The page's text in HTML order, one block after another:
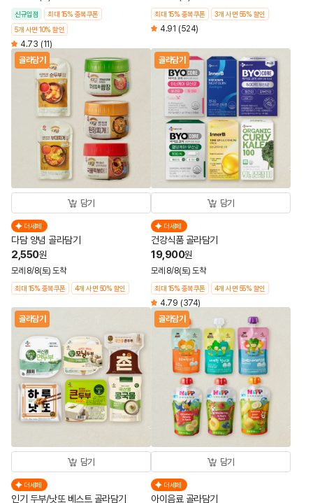
신규입점
최대 15% 중복쿠폰
5개 사면 10% 할인
4.73 (11)
최대 15% 중복쿠폰 3개 사면 55% 할인
4.91 (524)
골라담기
담기
더세페
다담 양념 골라담기
2,550원
모레 8/8(토) 도착
최대 15% 중복쿠폰 4개 사면 50% 할인
골라담기
담기
더세페
건강식품 골라담기
19,900원
모레 8/8(토) 도착
최대 15% 중복쿠폰 4개 사면 55% 할인
4.79 (374)
골라담기
담기
더세페
인기 두부/낫또 베스트 골라담기
골라담기
담기
더세페
아이음료 골라담기